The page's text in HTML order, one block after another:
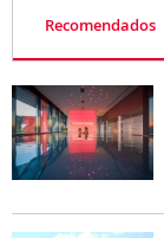
Recomendados